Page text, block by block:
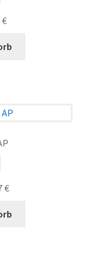
€Aktueller
ist:
€Aktueller
ist: